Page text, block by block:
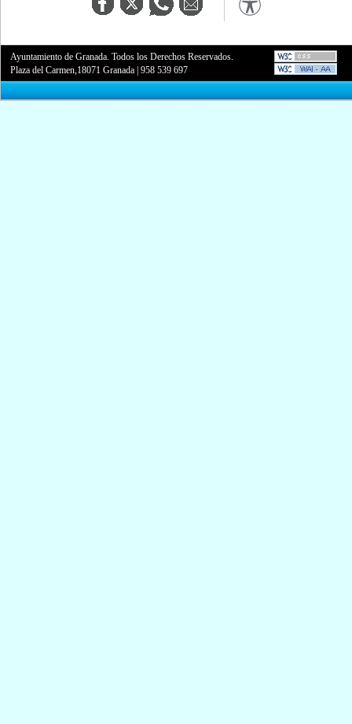
Ayuntamiento de Granada. Todos los Derechos Reservados.
Plaza del Carmen,18071 Granada |958 539 697